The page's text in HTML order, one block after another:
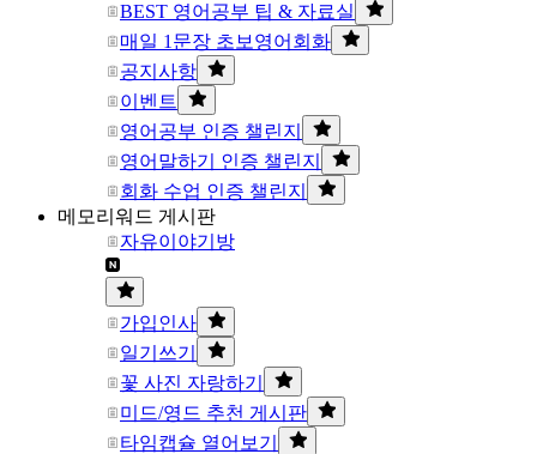
BEST 영어공부 팁 & 자료실
매일 1문장 초보영어회화
공지사항
이벤트
영어공부 인증 챌린지
영어말하기 인증 챌린지
회화 수업 인증 챌린지
메모리워드 게시판
자유이야기방
가입인사
일기쓰기
꽃 사진 자랑하기
미드/영드 추천 게시판
타임캡슐 열어보기